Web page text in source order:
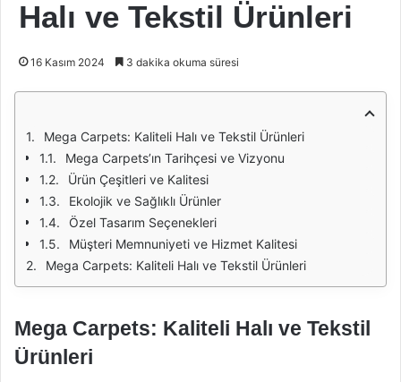
Halı ve Tekstil Ürünleri
16 Kasım 2024 3 dakika okuma süresi
Mega Carpets: Kaliteli Halı ve Tekstil Ürünleri
Mega Carpets’ın Tarihçesi ve Vizyonu
Ürün Çeşitleri ve Kalitesi
Ekolojik ve Sağlıklı Ürünler
Özel Tasarım Seçenekleri
Müşteri Memnuniyeti ve Hizmet Kalitesi
Mega Carpets: Kaliteli Halı ve Tekstil Ürünleri
Mega Carpets: Kaliteli Halı ve Tekstil
Ürünleri